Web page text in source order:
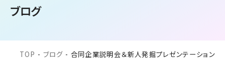
ブログ
TOP - ブログ - 合同企業説明会＆新人発掘プレゼンテーション